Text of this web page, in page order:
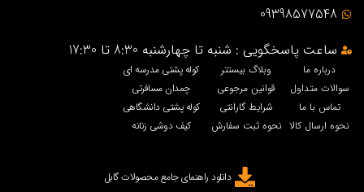
09398577548
ساعت پاسخگویی : شنبه تا چهارشنبه 8:30 تا 17:30
درباره ما
سوالات متداول
تماس با ما
نحوه ارسال کالا
وبلاگ بیستتر
قوانین مرجوعی
شرایط گارانتی
نحوه ثبت سفارش
کوله پشتی مدرسه ای
چمدان مسافرتی
کوله پشتی دانشگاهی
کیف دوشی زنانه
دانلود راهنمای جامع محصولات گابل